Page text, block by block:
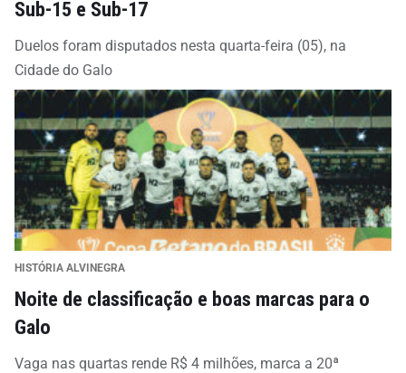
Sub-15 e Sub-17
Duelos foram disputados nesta quarta-feira (05), na
Cidade do Galo
HISTÓRIA ALVINEGRA
Noite de classificação e boas marcas para o
Galo
Vaga nas quartas rende R$ 4 milhões, marca a 20ª